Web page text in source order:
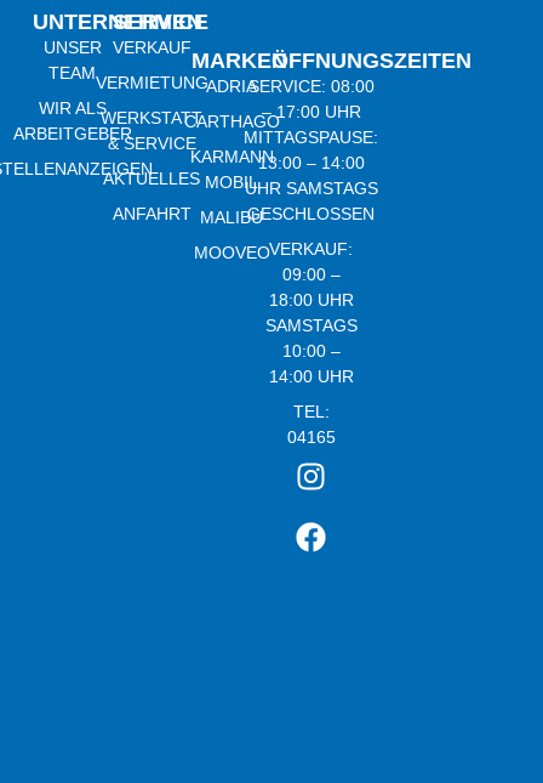
UNTERNEHMEN
UNSER
TEAM
WIR ALS
ARBEITGEBER
SERVICE
VERKAUF
VERMIETUNG
WERKSTATT
& SERVICE
AKTUELLES
ANFAHRT
MARKEN
ADRIA
CARTHAGO
KARMANN
MOBIL
MALIBU
MOOVEO
ÖFFNUNGSZEITEN
SERVICE: 08:00
– 17:00 UHR
MITTAGSPAUSE:
13:00 – 14:00
UHR SAMSTAGS
GESCHLOSSEN
VERKAUF:
09:00 –
18:00 UHR
SAMSTAGS
10:00 –
14:00 UHR
TEL:
04165
21920